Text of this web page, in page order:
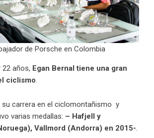
de Porsche en Colombia
años, Egan Bernal tiene una gran
ciclismo.
su carrera en el ciclomontañismo y
varias medallas: – Hafjell y
Vallmord (Andorra) en 2015-.